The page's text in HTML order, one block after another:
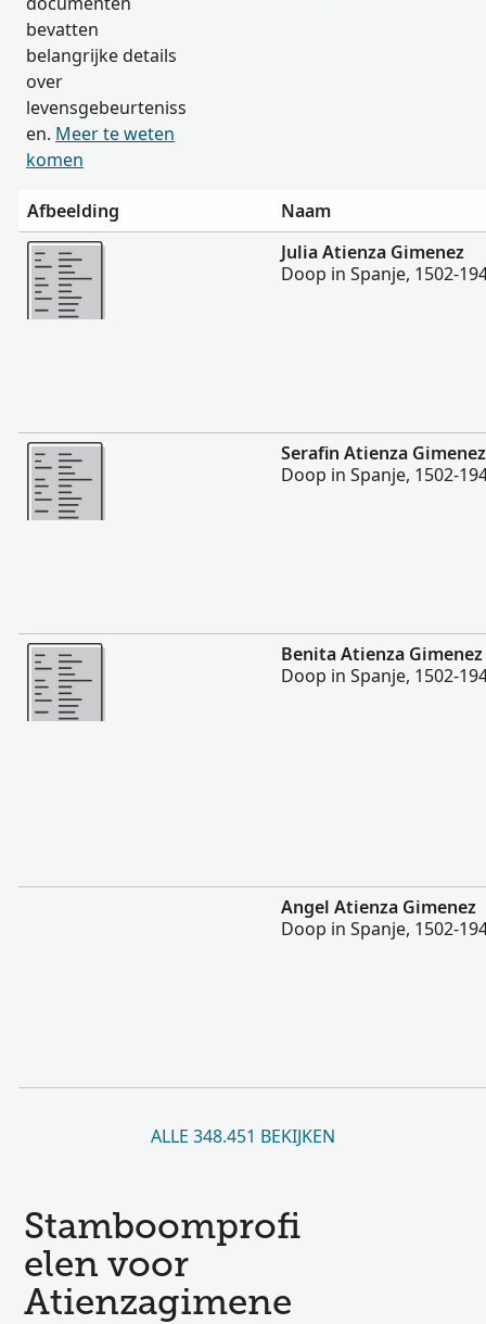
bevatten
belangrijke details
over
levensgebeurteniss
en. Meer te weten
komen
Afbeelding
Naam
Meer
Julia Atienza Gimenez
Doop in Spanje, 1502-
Meer
Serafin Atienza Gimenez
Doop in Spanje, 1502-
Meer
Benita Atienza Gimenez
Doop in Spanje, 1502-
Angel Atienza Gimenez
Doop in Spanje, 1502-
ALLE 348.451 BEKIJKEN
Stamboomprofi
elen voor
Atienzagimene